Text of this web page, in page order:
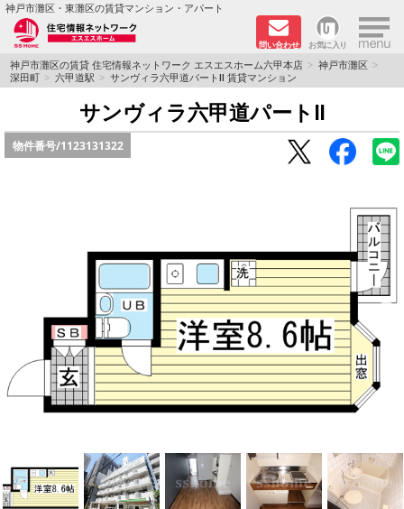
神戸市灘区・東灘区の賃貸マンション・アパート
問い合わせ お気に入り ×
TOPページ
学生さん向け物件
地域から探す
地図から探す
店舗情報·アクセス
メールでお問い合わせ
神戸市灘区の賃貸 住宅情報ネットワーク エスエスホーム六甲本店
神戸市灘区
深田町
六甲道駅 サンヴィラ六甲道パートⅡ 賃貸マンション
サンヴィラ六甲道パートⅡ
物件番号/1123131322